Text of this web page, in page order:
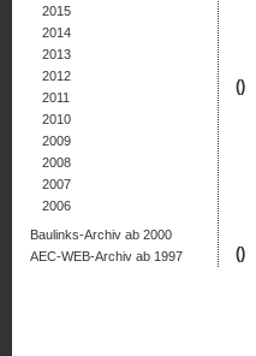
()
()
2015
2014
2013
2012
2011
2010
2009
2008
2007
2006
Baulinks-Archiv ab 2000
AEC-WEB-Archiv ab 1997